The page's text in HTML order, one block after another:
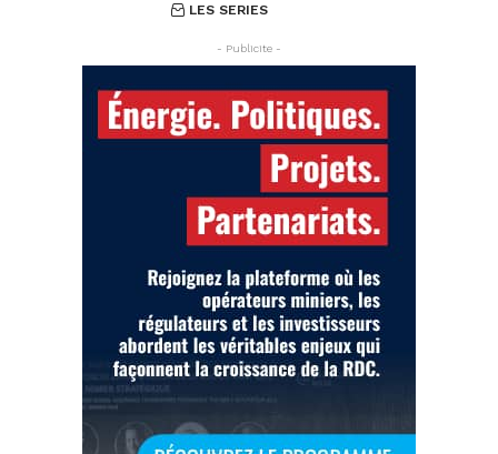
LES SERIES
- Publicite -